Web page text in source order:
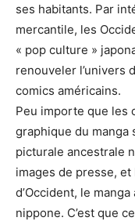
ses habitants. Par
mercantile, les
« pop culture »
renouveler l’univers
comics américains.
Peu importe que les
graphique du manga
picturale ancestrale
images de presse,
d’Occident, le
nippone. C’est que